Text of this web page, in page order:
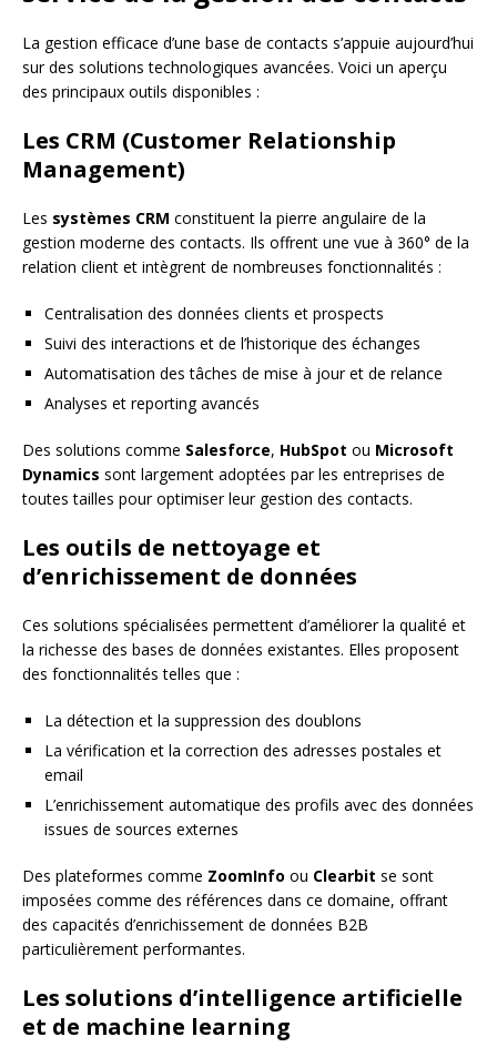
La gestion efficace d’une base de contacts s’appuie aujourd’hui
sur des solutions technologiques avancées. Voici un aperçu
des principaux outils disponibles :
Les CRM (Customer Relationship
Management)
Les systèmes CRM constituent la pierre angulaire de la
gestion moderne des contacts. Ils offrent une vue à 360° de la
relation client et intègrent de nombreuses fonctionnalités :
Centralisation des données clients et prospects
Suivi des interactions et de l’historique des échanges
Automatisation des tâches de mise à jour et de relance
Analyses et reporting avancés
Des solutions comme Salesforce, HubSpot ou Microsoft
Dynamics sont largement adoptées par les entreprises de
toutes tailles pour optimiser leur gestion des contacts.
Les outils de nettoyage et
d’enrichissement de données
Ces solutions spécialisées permettent d’améliorer la qualité et
la richesse des bases de données existantes. Elles proposent
des fonctionnalités telles que :
La détection et la suppression des doublons
La vérification et la correction des adresses postales et
email
L’enrichissement automatique des profils avec des données
issues de sources externes
Des plateformes comme ZoomInfo ou Clearbit se sont
imposées comme des références dans ce domaine, offrant
des capacités d’enrichissement de données B2B
particulièrement performantes.
Les solutions d’intelligence artificielle
et de machine learning